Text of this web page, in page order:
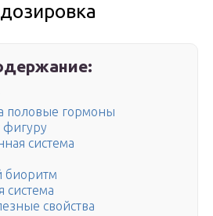
половые гормоны
фигуру
система
биоритм
система
свойства